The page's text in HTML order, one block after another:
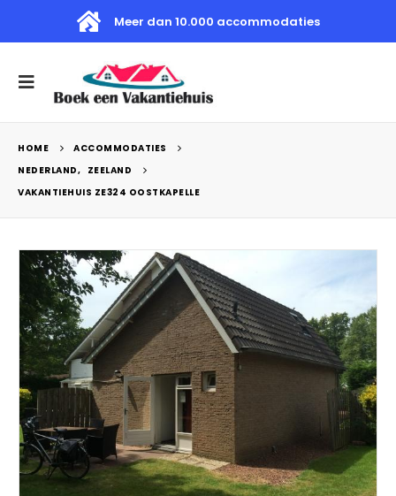
Meer dan 10.000 accommodaties
HOME
ACCOMMODATIES
NEDERLAND, ZEELAND
VAKANTIEHUIS ZE324 OOSTKAPELLE